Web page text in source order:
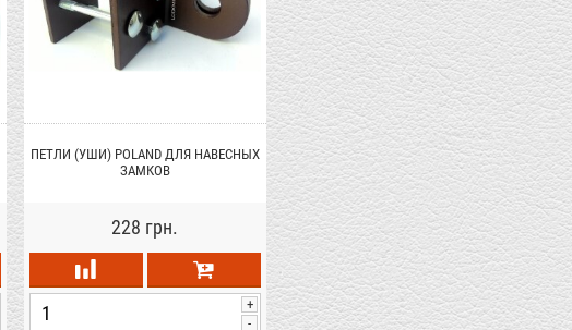
ПЕТЛИ (УШИ) POLAND ДЛЯ НАВЕСНЫХ
ЗАМКОВ
228 грн.
-
+